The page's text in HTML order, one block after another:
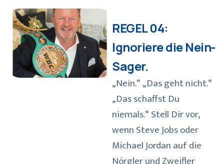
REGEL 04:
Ignoriere die Nein-
Sager.
„Nein.“ „Das geht nicht.“
„Das schaffst Du
niemals.“ Stell Dir vor,
wenn Steve Jobs oder
Michael Jordan auf die